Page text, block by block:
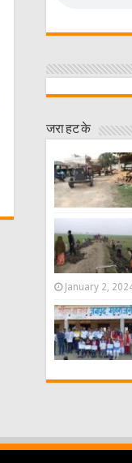
जरा हट के
January 2,